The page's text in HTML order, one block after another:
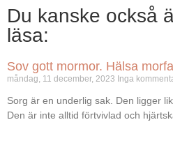
Du kanske också
läsa:
Sov gott mormor. Hälsa
måndag, 11 december, 2023 Inga
Sorg är en underlig sak. Den ligger
Den är inte alltid förtvivlad och